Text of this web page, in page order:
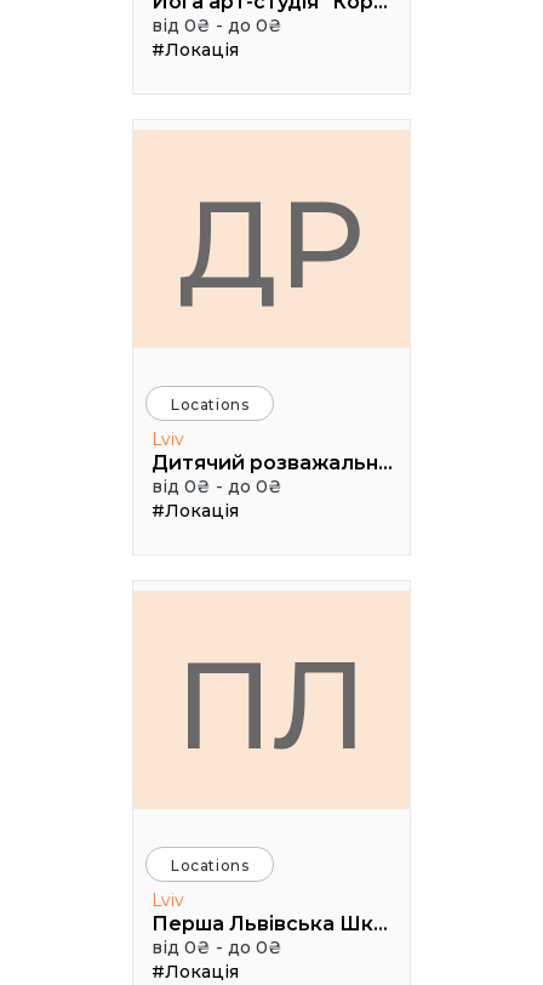
від 0₴ - до 0₴
#Локація
ДР
Locations
Lviv
Дитячий розважально-пізнавальний клуб «Лис Микита»
від 0₴ - до 0₴
#Локація
ПЛ
Locations
Lviv
Перша Львівська Школа ІТ Продаж
від 0₴ - до 0₴
#Локація